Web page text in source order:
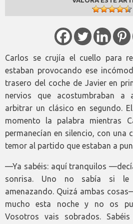
Carlos se crujía el cuello para
estaban provocando ese
trasero del coche de Javier en
nervios que acostumbraban a
arbitrar un clásico en segundo.
momento la palabra mientras
permanecían en silencio, con una
temor al partido que estaban a
—Ya sabéis: aquí tranquilos
sonrisa. Uno no sabía si le
amenazando. Quizá ambas
mucho esta noche y no os
Vosotros vais sobrados.